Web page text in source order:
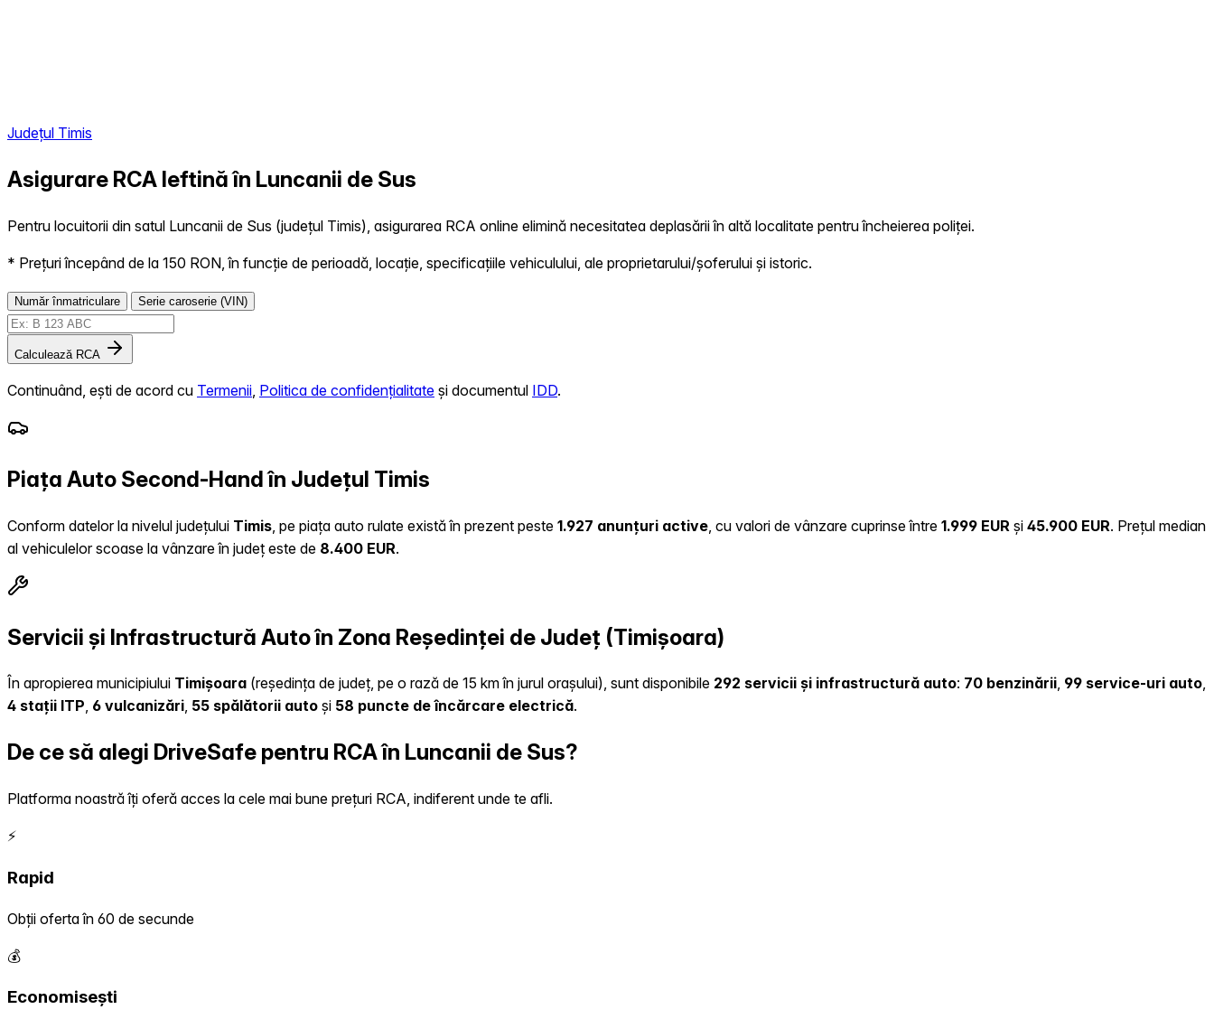
Județul Timis
Asigurare RCA Ieftină în Luncanii de Sus
Pentru locuitorii din satul Luncanii de Sus (județul Timis), asigurarea RCA online elimină necesitatea deplasării în altă localitate pentru încheierea poliței.
* Prețuri începând de la 150 RON, în funcție de perioadă, locație, specificațiile vehiculului, ale proprietarului/șoferului și istoric.
Număr înmatriculare Serie caroserie (VIN)
Calculează RCA
Continuând, ești de acord cu Termenii Politica de confidențialitate și documentul IDD.
Piața Auto Second-Hand în Județul Timis
Conform datelor la nivelul județului Timis , pe piața auto rulate există în prezent peste 1.927 anunțuri active , cu valori de vânzare cuprinse între 1.999 EUR și 45.900 EUR. Prețul median
al vehiculelor scoase la vânzare în județ este de 8.400 EUR.
Servicii și Infrastructură Auto în Zona Reședinței de Județ (Timișoara)
În apropierea municipiului Timișoara (reședința de județ, pe o rază de 15 km în jurul orașului), sunt disponibile 292 servicii și infrastructură auto: 70 benzinării, 99 service-uri auto,
4 stații ITP, 6 vulcanizări, 55 spălătorii auto și 58 puncte de încărcare electrică.
De ce să alegi DriveSafe pentru RCA în Luncanii de Sus?
Platforma noastră îți oferă acces la cele mai bune prețuri RCA, indiferent unde te afli.
⚡
Rapid
Obții oferta în 60 de secunde
💰
Economisești